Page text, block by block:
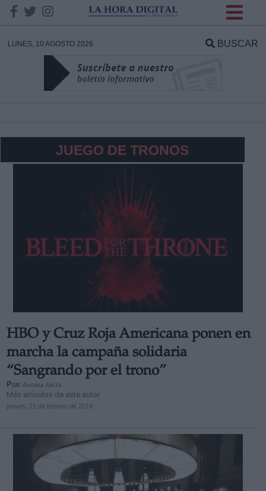
LUNES, 10 AGOSTO 2026 BUSCAR
JUEGO DE TRONOS
HBO y Cruz Roja Americana ponen en
marcha la campaña solidaria
“Sangrando por el trono”
Por Andrea Ariza
Más artículos de este autor
jueves, 21 de febrero de 2019
DATOS
Responsable:
Destinatarios:
Derechos:
link
Información adicional
link